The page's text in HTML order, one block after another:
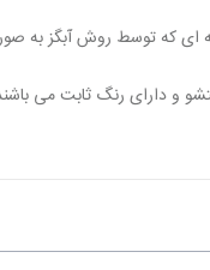
ای که توسط روش آبگز به
و دارای رنگ ثابت می